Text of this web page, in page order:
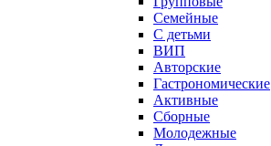
Семейные
С детьми
ВИП
Авторские
Гастрономические
Активные
Сборные
Молодежные